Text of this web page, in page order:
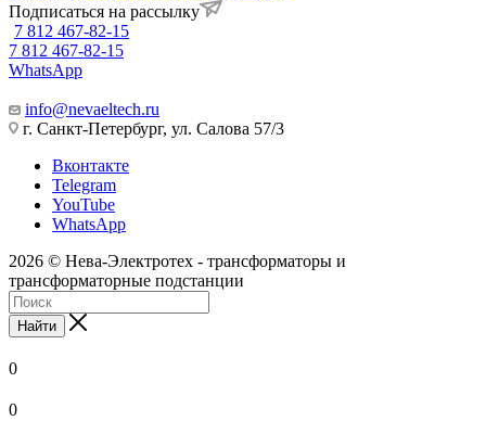
Подписаться на рассылку
7 812 467-82-15
7 812 467-82-15
WhatsApp
info@nevaeltech.ru
г. Санкт-Петербург, ул. Салова 57/3
Вконтакте
Telegram
YouTube
WhatsApp
2026 © Нева-Электротех - трансформаторы и
трансформаторные подстанции
Найти
0
0